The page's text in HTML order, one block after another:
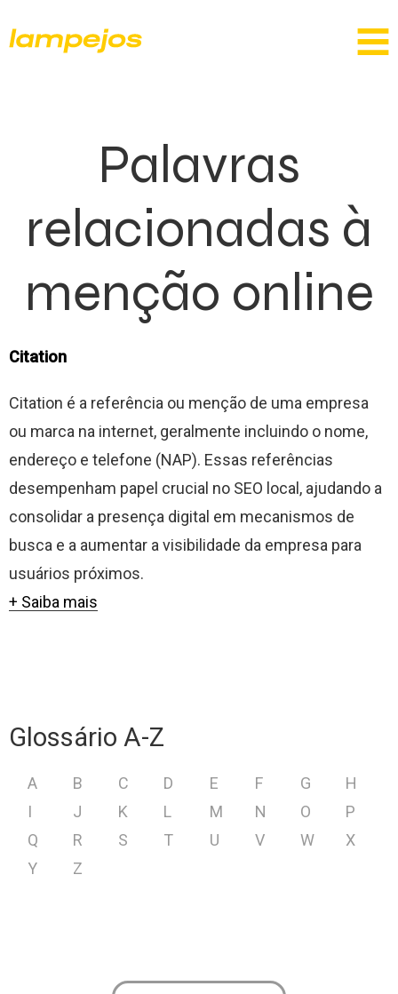
Palavras
relacionadas à
menção online
Citation
Citation é a referência ou menção de uma empresa
ou marca na internet, geralmente incluindo o nome,
endereço e telefone (NAP). Essas referências
desempenham papel crucial no SEO local, ajudando a
consolidar a presença digital em mecanismos de
busca e a aumentar a visibilidade da empresa para
usuários próximos.
+ Saiba mais
Glossário A-Z
A B C D E F G
H
I
J K L M N O
P
Q
R S T U V W
X
Y
Z